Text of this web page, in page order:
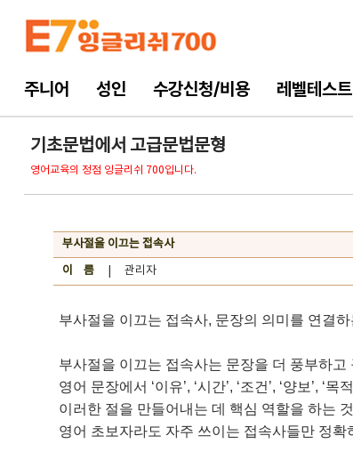
주니어 성인 수강신청/비용 레벨테스트
기초문법에서 고급문법문형
영어교육의 정점 잉글리쉬 700입니다.
부사절을 이끄는 접속사
이 름 | 관리자
부사절을 이끄는 접속사, 문장의 의미를 연결
부사절을 이끄는 접속사는 문장을 더 풍부하
영어 문장에서 ‘이유’, ‘시간’, ‘조건’, ‘양보’,
이러한 절을 만들어내는 데 핵심 역할을 하는
영어 초보자라도 자주 쓰이는 접속사들만 정